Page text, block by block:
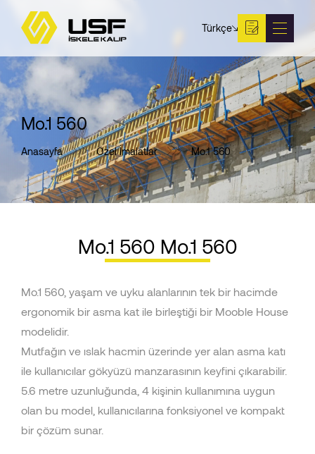
Türkçe
Mo.1 560
Anasayfa Özel İmalatlar Mo.1 560
Mo.1 560 Mo.1 560
Mo.1 560, yaşam ve uyku alanlarının tek bir hacimde
ergonomik bir asma kat ile birleştiği bir Mooble House
modelidir.
Mutfağın ve ıslak hacmin üzerinde yer alan asma katı
ile kullanıcılar gökyüzü manzarasının keyfini çıkarabilir.
5.6 metre uzunluğunda, 4 kişinin kullanımına uygun
olan bu model, kullanıcılarına fonksiyonel ve kompakt
bir çözüm sunar.